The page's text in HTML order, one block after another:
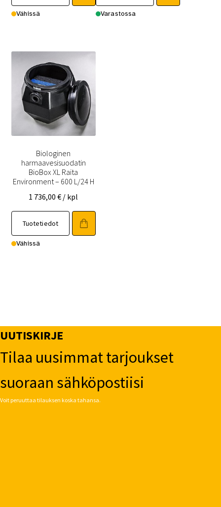
850,00 €. 450,00 €.
Vähissä Varastossa
Biologinen
harmaavesisuodatin
BioBox XL Raita
Environment – 600 L/24 H
1 736,00€ / kpl
Tuotetiedot
Vähissä
UUTISKIRJE
Tilaa uusimmat tarjoukset
suoraan sähköpostiisi
Voit peruuttaa tilauksen koska tahansa.